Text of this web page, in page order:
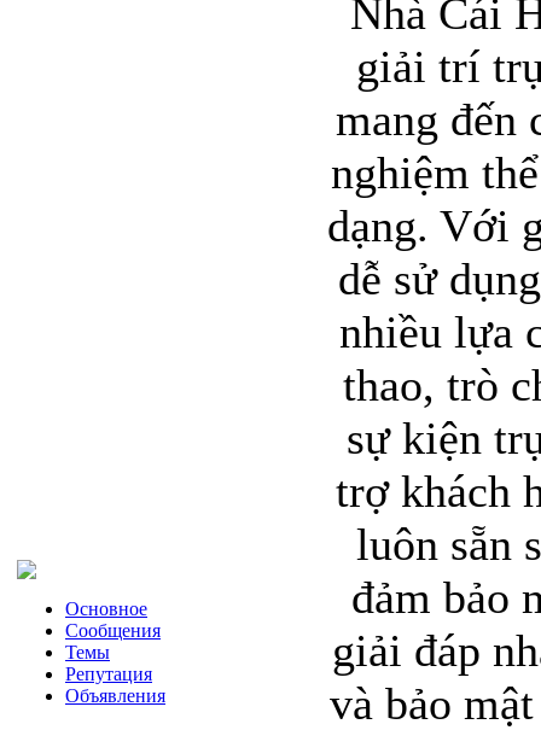
Основное
Сообщения
Темы
Репутация
Объявления
Nhà Cái
giải trí
mang đến
nghiệm
dạng. Với
dễ sử
nhiều lựa
thao, trò
sự kiện
trợ khách
luôn sẵn
đảm bảo
giải đáp
và bảo